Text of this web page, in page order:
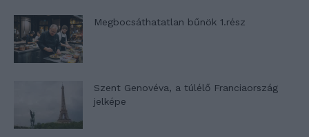
Megbocsáthatatlan bűnök 1.rész
Szent Genovéva, a túlélő Franciaország
jelképe